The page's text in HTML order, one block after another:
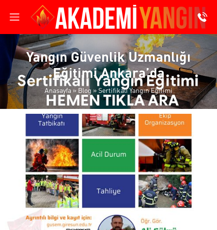
Yangın Güvenlik Uzmanlığı
Eğitimi Ankara’da
Anasayfa » Blog » Sertifikalı Yangın Eğitimi